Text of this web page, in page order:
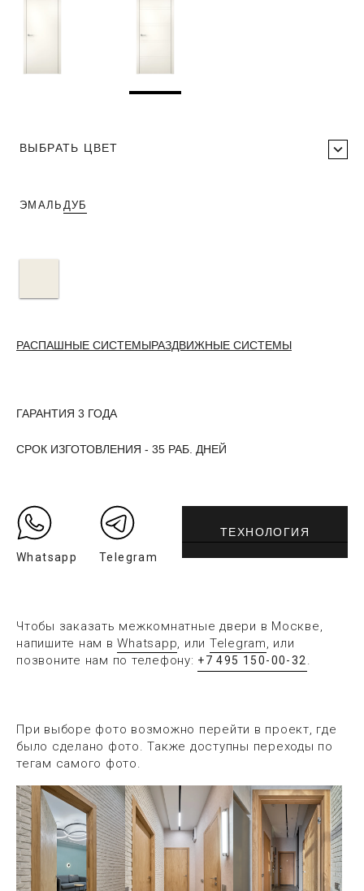
ВЫБРАТЬ ЦВЕТ
ЭМАЛЬ ДУБ
РАСПАШНЫЕ СИСТЕМЫРАЗДВИЖНЫЕ СИСТЕМЫ
ГАРАНТИЯ 3 ГОДА
СРОК ИЗГОТОВЛЕНИЯ - 35 РАБ. ДНЕЙ
Whatsapp Telegram
ТЕХНОЛОГИЯ
Чтобы заказать межкомнатные двери в Москве,
напишите нам вWhatsapp, или Telegram, или
позвоните нам по телефону: +7 495 150-00-32.
При выборе фото возможно перейти в проект, где
было сделано фото. Также доступны переходы по
тегам самого фото.